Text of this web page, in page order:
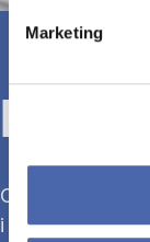
Marketing
KOM
Overvejer du at
i 2027?